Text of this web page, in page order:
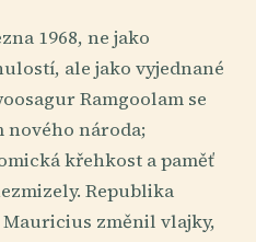
1968, ne jako
ale jako vyjednané
Ramgoolam se
národa;
křehkost a paměť
Republika
Mauricius změnil vlajky,